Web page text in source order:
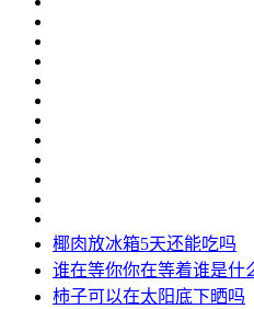
椰肉放冰箱5天还能吃吗
谁在等你你在等着谁是什
柿子可以在太阳底下晒吗